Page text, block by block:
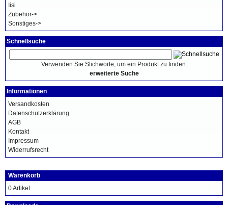
Iisi
Zubehör->
Sonstiges->
Schnellsuche
Verwenden Sie Stichworte, um ein Produkt zu finden.
erweiterte Suche
Informationen
Versandkosten
Datenschutzerklärung
AGB
Kontakt
Impressum
Widerrufsrecht
Warenkorb
0 Artikel